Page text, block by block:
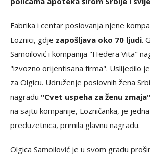
Fabrika i centar poslovanja njene
Loznici, gdje zapošljava oko 70 ljudi.
Samoilović i kompanija "Hedera Vita"
"izvozno orijentisana firma". Uslijedilo
za Olgicu. Udruženje poslovnih žena
nagradu "Cvet uspeha za ženu zmaja"
na sajtu kompanije, Lozničanka, je
preduzetnica, primila glavnu nagradu.
Olgica Samoilović je u svom gradu